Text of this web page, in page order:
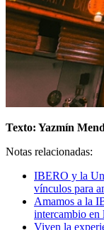
Texto: Yazmín
Notas relacionadas:
IBERO y la
vínculos para
Amamos a la
intercambio
Viven la